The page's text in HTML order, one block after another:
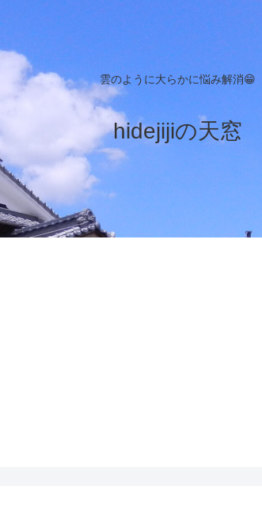
雲のように大らかに悩み解消😁
hidejijiの天窓